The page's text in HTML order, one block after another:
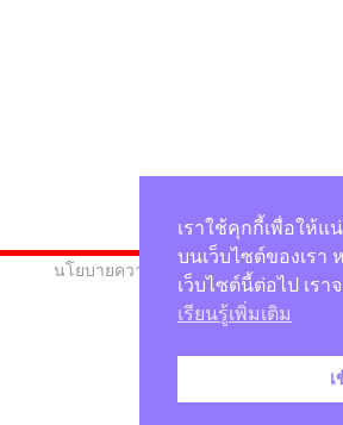
นโยบายความเป็นส่วนตัว
เราใช้คุกกี้เพื่อให้แ
บนเว็บไซต์ของเรา
เว็บไซต์นี้ต่อไป เร
เรียนรู้เพิ่มเติม